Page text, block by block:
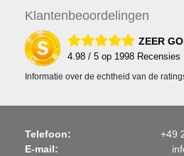
Klantenbeoordelingen
ZEER
4.98 / 5 op 1998 Recensies
Informatie over de echtheid van de
Telefoon:
+49
E-mail: